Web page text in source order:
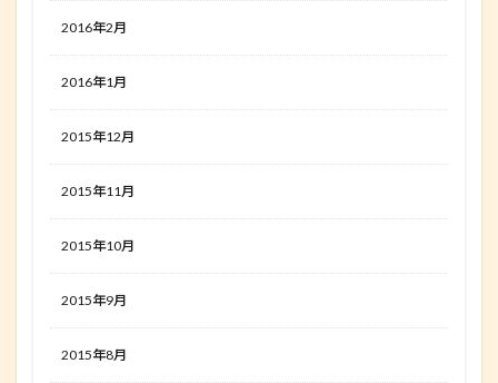
2016年2月
2016年1月
2015年12月
2015年11月
2015年10月
2015年9月
2015年8月